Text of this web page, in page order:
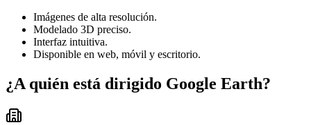
Imágenes de alta resolución.
Modelado 3D preciso.
Interfaz intuitiva.
Disponible en web, móvil y escritorio.
¿A quién está dirigido Google Earth?